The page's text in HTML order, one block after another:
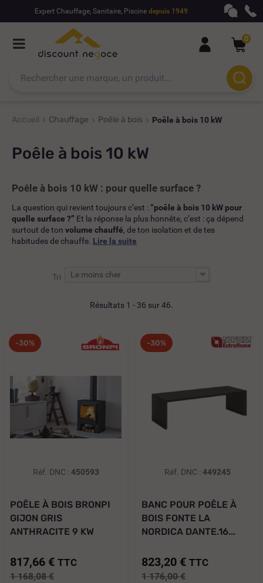
Expert Chauffage, Sanitaire, Piscine depuis 1949
0
Accueil Chauffage Poêle à bois Poêle à bois 10 kW
Poêle à bois 10 kW
Poêle à bois 10 kW : pour quelle surface ?
La question qui revient toujours c’est : “poêle à bois 10 kW pour
quelle surface ?” Et la réponse la plus honnête, c’est : ça dépend
surtout de ton volume chauffé, de ton isolation et de tes
habitudes de chauffe. Lire la suite
Tri Le moins cher
Résultats 1 - 36 sur 46.
-30%
Réf. DNC : 450593
POÊLE À BOIS BRONPI
GIJON GRIS
ANTHRACITE 9 KW
817,66 € TTC
1 168,08 €
-30%
Réf. DNC : 449245
BANC POUR POÊLE À
BOIS FONTE LA
NORDICA DANTE.16...
823,20 € TTC
1 176,00 €